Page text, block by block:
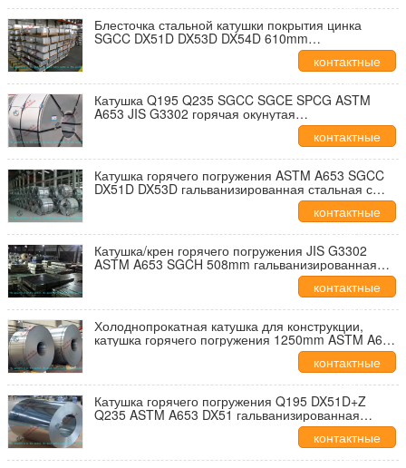
данные
Блесточка стальной катушки покрытия цинка
SGCC DX51D DX53D DX54D 610mm
гальванизированная большая, ширина 1000mm
контактные
данные
Катушка Q195 Q235 SGCC SGCE SPCG ASTM
A653 JIS G3302 горячая окунутая
гальванизированная 1250mm стальная
контактные
данные
Катушка горячего погружения ASTM A653 SGCC
DX51D DX53D гальванизированная стальная с
контактные
данные
Катушка/крен горячего погружения JIS G3302
ASTM A653 SGCH 508mm гальванизированная
стальная с толщиной 0.12mm до 3.5mm
контактные
данные
Холоднопрокатная катушка для конструкции,
катушка горячего погружения 1250mm ASTM A653
гальванизированная стальная PPGI стальная
контактные
данные
Катушка горячего погружения Q195 DX51D+Z
Q235 ASTM A653 DX51 гальванизированная
стальная с удостоверением личности катушки
контактные
данные